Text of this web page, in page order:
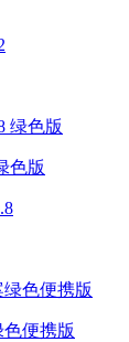
色版
便携版